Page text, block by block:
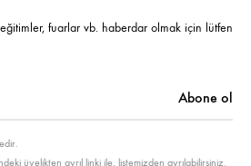
fuarlar vb. haberdar olmak için lütfen
üyelikten ayrıl linki ile, listemizden ayrılabilirsiniz.